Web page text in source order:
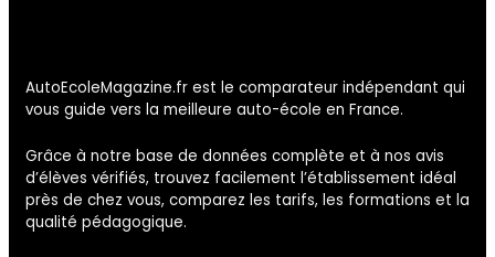
AutoEcoleMagazine.fr est le comparateur indépendant qui
vous guide vers la meilleure auto-école en France.
Grâce à notre base de données complète et à nos avis
d’élèves vérifiés, trouvez facilement l’établissement idéal
près de chez vous, comparez les tarifs, les formations et la
qualité pédagogique.